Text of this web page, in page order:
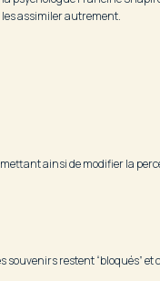
assimiler autrement.
ainsi de modifier la
souvenirs restent “bloqués”